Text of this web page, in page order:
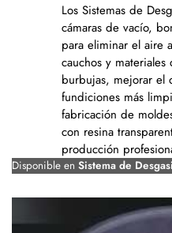
Los Sistemas de
cámaras de vacío,
para eliminar el aire
cauchos y
burbujas, mejorar el
fundiciones más
fabricación de
con resina
producción
Disponible en Sistema de